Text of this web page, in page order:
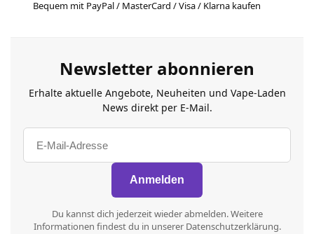
Bequem mit PayPal / MasterCard / Visa / Klarna kaufen
Newsletter abonnieren
Erhalte aktuelle Angebote, Neuheiten und Vape-Laden
News direkt per E-Mail.
Du kannst dich jederzeit wieder abmelden. Weitere
Informationen findest du in unserer Datenschutzerklärung.